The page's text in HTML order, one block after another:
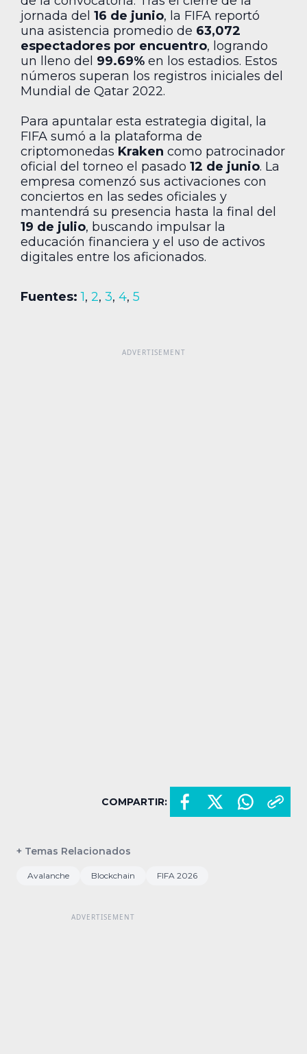
jornada del 16 de junio, la FIFA reportó
una asistencia promedio de 63,072
espectadores por encuentro, logrando
un lleno del 99.69% en los estadios. Estos
números superan los registros iniciales del
Mundial de Qatar 2022.
Para apuntalar esta estrategia digital, la
FIFA sumó a la plataforma de
criptomonedas Kraken como patrocinador
oficial del torneo el pasado 12 de junio. La
empresa comenzó sus activaciones con
conciertos en las sedes oficiales y
mantendrá su presencia hasta la final del
19 de julio, buscando impulsar la
educación financiera y el uso de activos
digitales entre los aficionados.
Fuentes: 1, 2, 3, 4, 5
COMPARTIR:
+ Temas Relacionados
Avalanche Blockchain FIFA 2026